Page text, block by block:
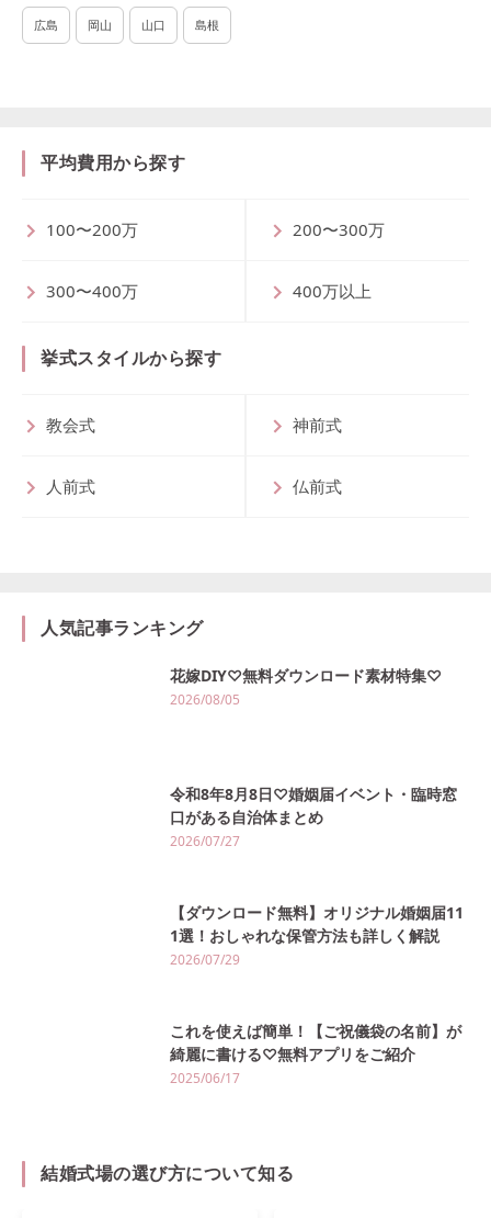
広島 岡山 山口 島根
平均費用から探す
100〜200万 200〜300万
300〜400万 400万以上
挙式スタイルから探す
教会式 神前式
人前式 仏前式
人気記事ランキング
花嫁DIY♡無料ダウンロード素材特集♡
2026/08/05
令和8年8月8日♡婚姻届イベント・臨時窓
口がある自治体まとめ
2026/07/27
【ダウンロード無料】オリジナル婚姻届11
1選！おしゃれな保管方法も詳しく解説
2026/07/29
これを使えば簡単！【ご祝儀袋の名前】が
綺麗に書ける♡無料アプリをご紹介
2025/06/17
結婚式場の選び方について知る